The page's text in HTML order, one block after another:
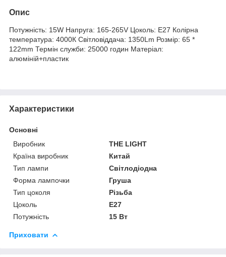
Опис
Потужність: 15W Напруга: 165-265V Цоколь: Е27 Колірна
температура: 4000К Світловіддача: 1350Lm Розмір: 65 *
122mm Термін служби: 25000 годин Матеріал:
алюміній+пластик
Характеристики
Основні
Виробник
THE LIGHT
Країна виробник
Китай
Тип лампи
Світлодіодна
Форма лампочки
Груша
Тип цоколя
Різьба
Цоколь
E27
Потужність
15 Вт
Приховати